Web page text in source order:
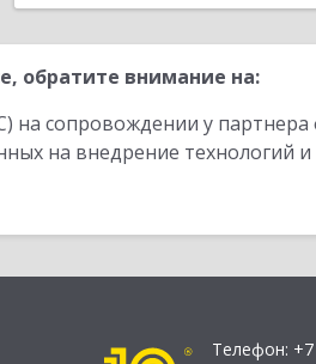
обратите внимание на:
на сопровождении у
на внедрение технологий
Телефон: